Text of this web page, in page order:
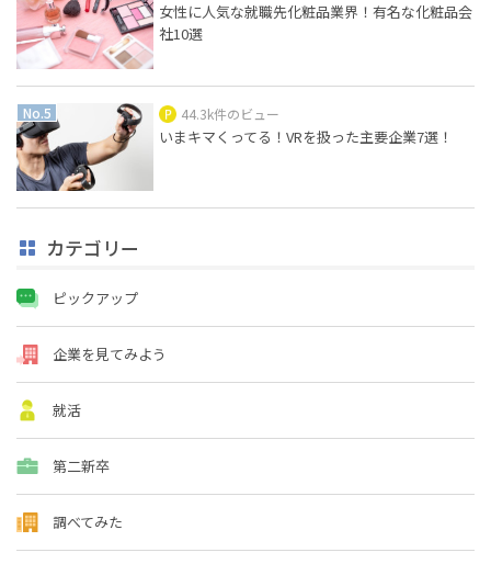
女性に人気な就職先化粧品業界！有名な化粧品会
社10選
44.3k件のビュー
いまキマくってる！VRを扱った主要企業7選！
カテゴリー
ピックアップ
企業を見てみよう
就活
第二新卒
調べてみた